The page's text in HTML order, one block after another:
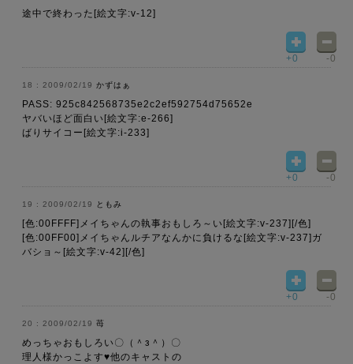
途中で終わった[絵文字:v-12]
+0 -0
2009/02/19 かずはぁ
PASS: 925c842568735e2c2ef592754d75652e
ヤバいほど面白い[絵文字:e-266]
ばりサイコー[絵文字:i-233]
+0 -0
2009/02/19 ともみ
[色:00FFFF]メイちゃんの執事おもしろ～い[絵文字:v-237][/色]
[色:00FF00]メイちゃんルチアなんかに負けるな[絵文字:v-237]ガ
バショ～[絵文字:v-42][/色]
+0 -0
2009/02/19 苺
めっちゃおもしろい〇（＾з＾）〇
理人様かっこよす♥他のキャストの